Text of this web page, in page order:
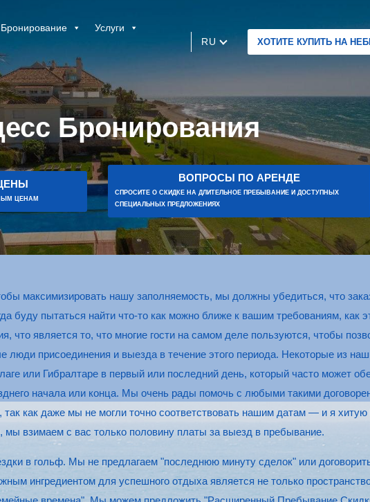
Бронирование Услуги
RU ХОТИТЕ КУПИТЬ НА
Бронирования
ЦЕНАМ
ВОПРОСЫ ПО АРЕНДЕ
СПРОСИТЕ О СКИДКЕ НА ДЛИТЕЛЬНОЕ ПРЕБЫВАНИЕ И ДОСТУПНЫХ
СПЕЦИАЛЬНЫХ ПРЕДЛОЖЕНИЯХ
максимизировать нашу заполняемость, мы должны убедиться, что
буду пытаться найти что-то как можно ближе к вашим требованиям, как
является то, что многие гости на самом деле пользуются, чтобы
люди присоединения и выезда в течение этого периода. Некоторые из
или Гибралтаре в первый или последний день, который часто может
начала или конца. Мы очень рады помочь с любыми такими
как даже мы не могли точно соответствовать нашим датам — и я
взимаем с вас только половину платы за выезд в пребывание.
в гольф. Мы не предлагаем "последнюю минуту сделок" или
ингредиентом для успешного отдыха является не только